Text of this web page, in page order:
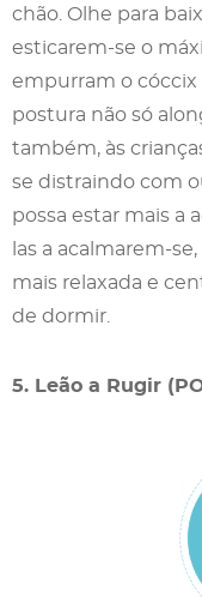
chão. Olhe para
esticarem-se o
empurram o cóccix
postura não só
também, às
se distraindo com
possa estar mais a
las a acalmarem-
mais relaxada e
de dormir.
5. Leão a Rugir